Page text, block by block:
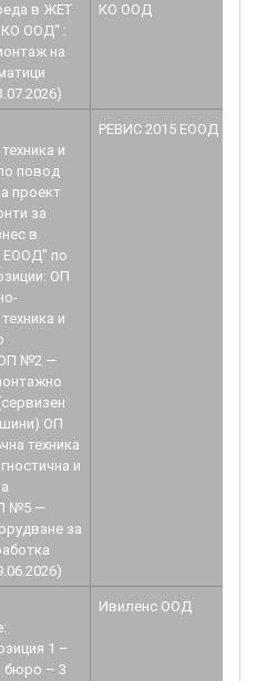
в ЖЕТ
ООД“ :
на
КО ООД
и
повод
проект
за
в
ЕООД" по
ОП
и
ОП №2 —
ОП
техника
и
№5 —
за
РЕВИС 2015 ЕООД
1 –
бюро – 3
Ивиленс ООД